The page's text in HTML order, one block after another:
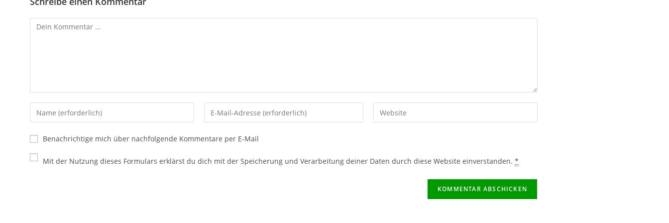
Benachrichtige mich über nachfolgende Kommentare per E-Mail
Mit der Nutzung dieses Formulars erklärst du dich mit der Speicherung und Verarbeitung deiner Daten durch diese Website einverstanden. *